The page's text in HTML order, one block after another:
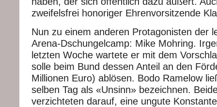
zweifelsfrei honoriger Ehrenvorsitzende
Nun zu einem anderen Protagonisten der
Arena-Dschungelcamp: Mike Mohring.
letzten Woche wartete er mit dem
solle beim Bund dessen Anteil an den
Millionen Euro) ablösen. Bodo Ramelow
selben Tag als «Unsinn» bezeichnen.
verzichteten darauf, eine ungute